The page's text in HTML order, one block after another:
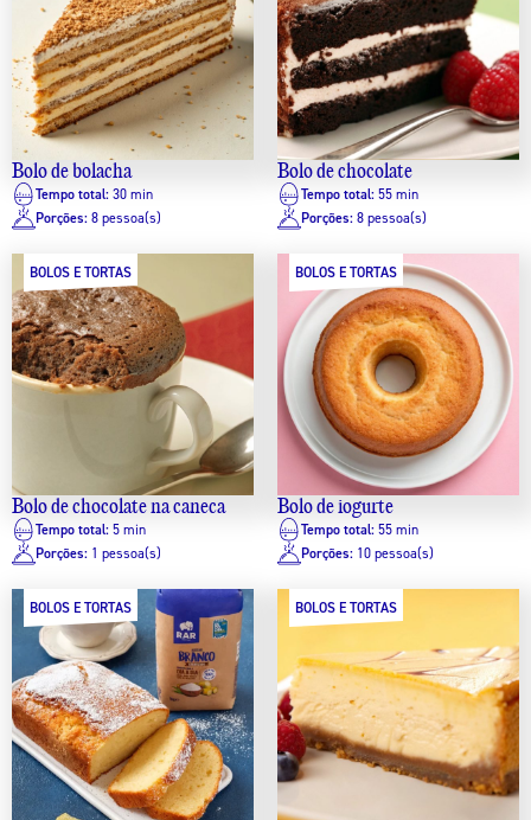
Bolo de bolacha
Tempo total: 30 min
Porções: 8 pessoa(s)
Bolo de chocolate
Tempo total: 55 min
Porções: 8 pessoa(s)
BOLOS E TORTAS
Bolo de chocolate na caneca
Tempo total: 5 min
Porções: 1 pessoa(s)
BOLOS E TORTAS
Bolo de iogurte
Tempo total: 55 min
Porções: 10 pessoa(s)
BOLOS E TORTAS BOLOS E TORTAS